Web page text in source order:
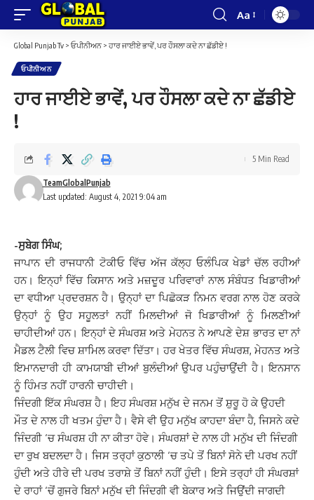
Font
Aa
Global Punjab Tv > ਓਪੀਨੀਅਨ > ਹਾਰ ਜਾਈਏ ਭਾਵੇਂ, ਪਰ ਹੌਸਲਾ ਕਦੇ ਨਾ ਛੱਡੀਏ !
ਓਪੀਨੀਅਨ
ਹਾਰ ਜਾਈਏ ਭਾਵੇਂ, ਪਰ ਹੌਸਲਾ ਕਦੇ ਨਾ ਛੱਡੀਏ
!
Last updated: August 4, 2021 9:04 am
TeamGlobalPunjab
5 Min Read
-ਸੁਬੇਗ ਸਿੰਘ;
ਜਾਪਾਨ ਦੀ ਰਾਜਧਾਨੀ ਟੋਕੀਓ ਵਿੱਚ ਅੱਜ ਕੱਲ੍ਹ ਓਲੰਪਿਕ ਖੇਡਾਂ ਚੱਲ ਰਹੀਆਂ
ਹਨ। ਇਨ੍ਹਾਂ ਵਿੱਚ ਕਿਸਾਨ ਅਤੇ ਮਜ਼ਦੂਰ ਪਰਿਵਾਰਾਂ ਨਾਲ ਸੰਬੰਧਤ ਖਿਡਾਰੀਆਂ
ਦਾ ਵਧੀਆ ਪ੍ਰਦਰਸ਼ਨ ਹੈ। ਉਨ੍ਹਾਂ ਦਾ ਪਿਛੋਕੜ ਨਿਮਨ ਵਰਗ ਨਾਲ ਹੋਣ ਕਰਕੇ
ਉਨ੍ਹਾਂ ਨੂੰ ਉਹ ਸਹੂਲਤਾਂ ਨਹੀਂ ਮਿਲਦੀਆਂ ਜੋ ਖਿਡਾਰੀਆਂ ਨੂੰ ਮਿਲਣੀਆਂ
ਚਾਹੀਦੀਆਂ ਹਨ। ਇਨ੍ਹਾਂ ਦੇ ਸੰਘਰਸ਼ ਅਤੇ ਮੇਹਨਤ ਨੇ ਆਪਣੇ ਦੇਸ਼ ਭਾਰਤ ਦਾ ਨਾਂ
ਮੈਡਲ ਟੈਲੀ ਵਿਚ ਸ਼ਾਮਿਲ ਕਰਵਾ ਦਿੱਤਾ। ਹਰ ਖੇਤਰ ਵਿੱਚ ਸੰਘਰਸ਼, ਮੇਹਨਤ ਅਤੇ
ਇਮਾਨਦਾਰੀ ਹੀ ਕਾਮਯਾਬੀ ਦੀਆਂ ਬੁਲੰਦੀਆਂ ਉਪਰ ਪਹੁੰਚਾਉਂਦੀ ਹੈ। ਇਨਸਾਨ
ਨੂੰ ਹਿੰਮਤ ਨਹੀਂ ਹਾਰਨੀ ਚਾਹੀਦੀ।
ਜਿੰਦਗੀ ਇੱਕ ਸੰਘਰਸ਼ ਹੈ। ਇਹ ਸੰਘਰਸ਼ ਮਨੁੱਖ ਦੇ ਜਨਮ ਤੋਂ ਸ਼ੁਰੂ ਹੋ ਕੇ ਉਹਦੀ
ਮੌਤ ਦੇ ਨਾਲ ਹੀ ਖਤਮ ਹੁੰਦਾ ਹੈ। ਵੈਸੇ ਵੀ ਉਹ ਮਨੁੱਖ ਕਾਹਦਾ ਬੰਦਾ ਹੈ, ਜਿਸਨੇ ਕਦੇ
ਜਿੰਦਗੀ ‘ਚ ਸੰਘਰਸ਼ ਹੀ ਨਾ ਕੀਤਾ ਹੋਵੇ। ਸੰਘਰਸ਼ਾਂ ਦੇ ਨਾਲ ਹੀ ਮਨੁੱਖ ਦੀ ਜਿੰਦਗੀ
ਦਾ ਰੁਖ ਬਦਲਦਾ ਹੈ। ਜਿਸ ਤਰ੍ਹਾਂ ਕੁਠਾਲੀ ‘ਚ ਤਪੇ ਤੋਂ ਬਿਨਾਂ ਸੋਨੇ ਦੀ ਪਰਖ ਨਹੀਂ
ਹੁੰਦੀ ਅਤੇ ਹੀਰੇ ਦੀ ਪਰਖ ਤਰਾਸ਼ੇ ਤੋਂ ਬਿਨਾਂ ਨਹੀਂ ਹੁੰਦੀ। ਇਸੇ ਤਰ੍ਹਾਂ ਹੀ ਸੰਘਰਸ਼ਾਂ
ਦੇ ਰਾਹਾਂ ‘ਚੋਂ ਗੁਜਰੇ ਬਿਨਾਂ ਮਨੁੱਖ ਦੀ ਜਿੰਦਗੀ ਵੀ ਬੇਕਾਰ ਅਤੇ ਜਿਉਂਦੀ ਜਾਗਦੀ